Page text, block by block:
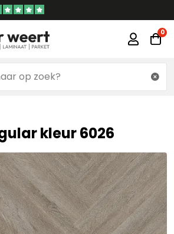
kleur 6026